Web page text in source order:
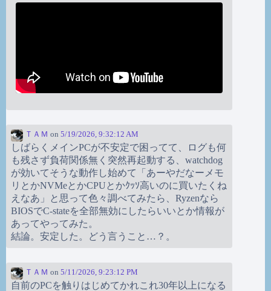
ＴＡＭ on 5/19/2026, 9:32:12 AM
しばらくメインPCが不安定で困ってて、ログも何
も残さず負荷関係無く突然再起動する、watchdog
が効いてそうな動作し始めて「あーやだなーメモ
リとかNVMeとかCPUとかｸｯｿ高いのに買いたくね
えなあ」と思って色々調べてみたら、Ryzenなら
BIOSでC-stateを全部無効にしたらいいとか情報が
あってやってみた。
結論。安定した。どう言うこと…？。
ＴＡＭ on 5/11/2026, 9:23:12 PM
自前のPCを触りはじめてかれこれ30年以上になる